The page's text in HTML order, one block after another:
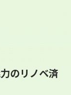
のリノベ済